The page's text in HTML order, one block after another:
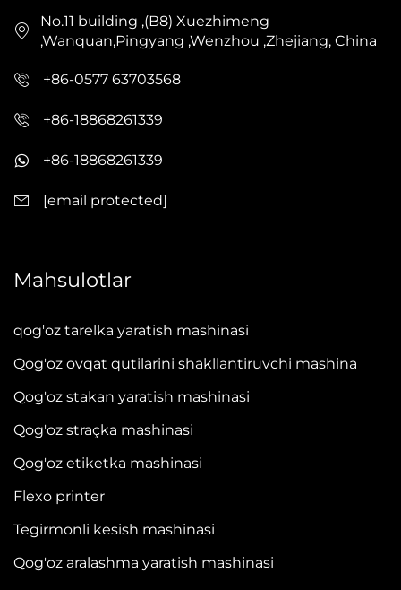
No.11 building ,(B8) Xuezhimeng
,Wanquan,Pingyang ,Wenzhou ,Zhejiang, China
+86-0577 63703568
+86-18868261339
+86-18868261339
[email protected]
Mahsulotlar
qog'oz tarelka yaratish mashinasi
Qog'oz ovqat qutilarini shakllantiruvchi mashina
Qog'oz stakan yaratish mashinasi
Qog'oz straçka mashinasi
Qog'oz etiketka mashinasi
Flexo printer
Tegirmonli kesish mashinasi
Qog'oz aralashma yaratish mashinasi